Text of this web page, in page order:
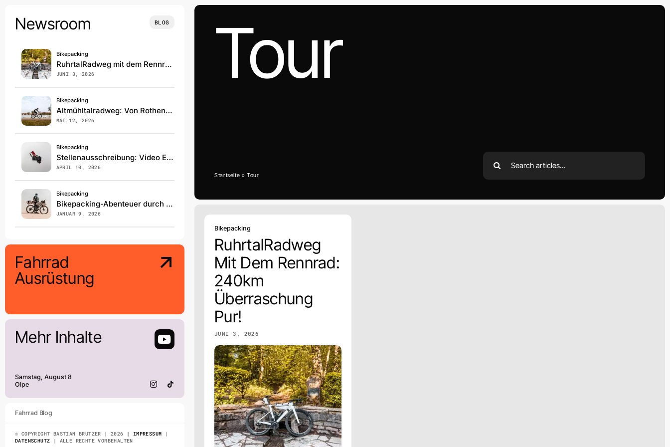
contentNewsroom BLOG
Bikepacking
RuhrtalRadweg mit dem Rennrad: 240km Überraschung pur!
JUNI 3, 2026
Bikepacking
Altmühltalradweg: Von Rothenburg bis Kelheim – Highlights & Tipps
MAI 12, 2026
Bikepacking
Stellenausschreibung: Video Editor / Cutter (m/w/d)
APRIL 10, 2026
Bikepacking
Bikepacking-Abenteuer durch die Sahara
JANUAR 9, 2026
Fahrrad
Ausrüstung
Mehr Inhalte
Samstag, August 8
Olpe
Fahrrad Blog
© COPYRIGHT BASTIAN BRUTZER | 2026 | IMPRESSUM |
DATENSCHUTZ | ALLE RECHTE VORBEHALTEN
Tour
Startseite »Tour
Search
for:
Bikepacking
RuhrtalRadweg
Mit Dem Rennrad:
240km
Überraschung
Pur!
JUNI 3, 2026